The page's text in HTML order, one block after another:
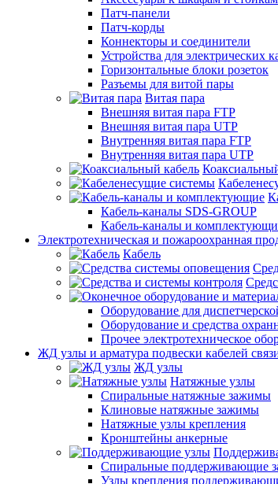
Патч-панели
Патч-корды
Коннекторы и соединители
Устройства для электрических
Горизонтальные блоки розеток
Разъемы для витой пары
Витая пара
Внешняя витая пара FTP
Внешняя витая пара UTP
Внутренняя витая пара FTP
Внутренняя витая пара UTP
Кабель-каналы SDS-GROUP
Кабель-каналы и
Электротехническая и пожароохранная
Кабель
Оборудование для
Оборудование и средства
Прочее электротехническое
ЖД узлы и арматура подвески кабелей
ЖД узлы
Натяжные узлы
Спиральные натяжные зажимы
Клиновые натяжные зажимы
Натяжные узлы крепления
Кронштейны анкерные
Спиральные поддерживающие
Узлы крепления